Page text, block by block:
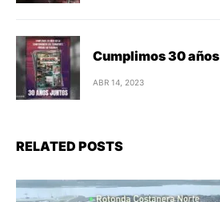
Cumplimos 30 años
ABR 14, 2023
RELATED POSTS